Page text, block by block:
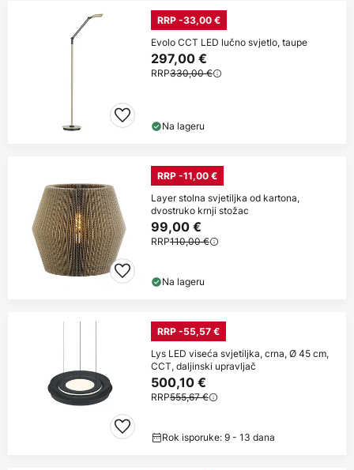
RRP -33,00 €
Evolo CCT LED lučno svjetlo, taupe
297,00 €
RRP330,00 €
Na lageru
RRP -11,00 €
Layer stolna svjetiljka od kartona,
dvostruko krnji stožac
99,00 €
RRP110,00 €
Na lageru
RRP -55,57 €
Lys LED viseća svjetiljka, crna, Ø 45 cm,
CCT, daljinski upravljač
500,10 €
RRP555,67 €
Rok isporuke: 9 - 13 dana